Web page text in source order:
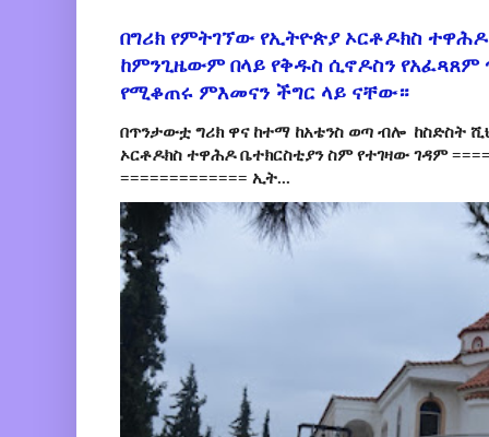
በግሪክ የምትገኘው የኢትዮጵያ ኦርቶዶክስ
ከምንጊዜውም በላይ የቅዱስ ሲኖዶስን የአፈጻጸም
የሚቆጠሩ ምእመናን ችግር ላይ ናቸው።
በጥንታውቷ ግሪክ ዋና ከተማ ከአቴንስ ወጣ ብሎ ከስድስት
ኦርቶዶክስ ተዋሕዶ ቤተክርስቲያን ስም የተገዛው ገዳም
============= ኢት...